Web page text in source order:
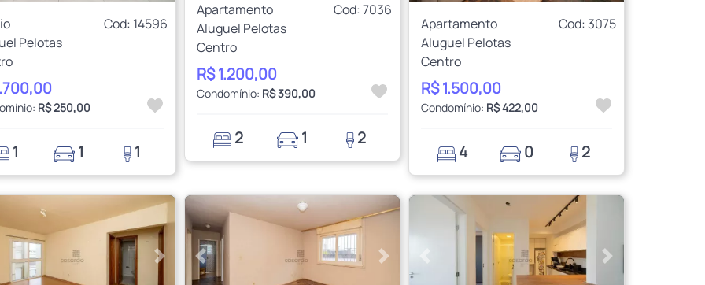
Cod: 14596
Pelotas
R$ 250,00
1 1 1
Apartamento
Cod: 7036
Aluguel Pelotas
Centro
R$ 1.200,00
Condomínio: R$ 390,00
2 1 2
Apartamento
Cod: 3075
Aluguel Pelotas
Centro
R$ 1.500,00
Condomínio: R$ 422,00
4 0 2
PróximoAnterior PróximoAnterior Próximo